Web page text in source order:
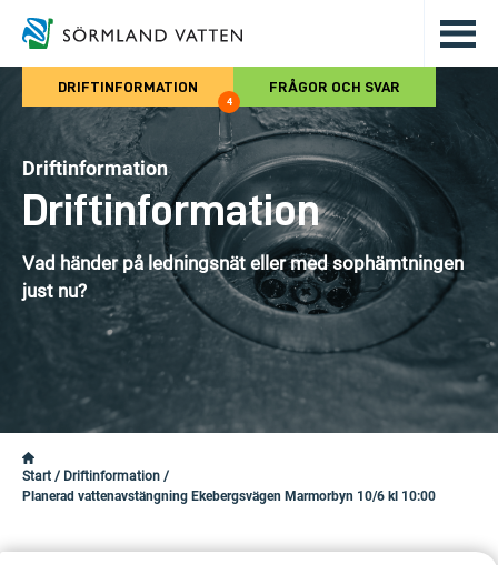
Hoppa till det huvudsakliga
DRIFTINFORMATION
4
FRÅGOR OCH SVAR
Driftinformation
Driftinformation
Vad händer på ledningsnät eller med sophämtningen
just nu?
Start / Driftinformation /
Planerad vattenavstängning Ekebergsvägen Marmorbyn 10/6 kl 10:00